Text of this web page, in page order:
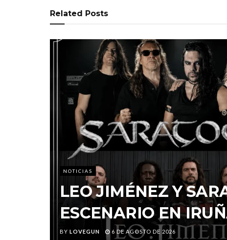
Related Posts
NOTICIAS
LEO JIMÉNEZ Y
ESCENARIO EN
BY LOVEGUN 6 DE AGOSTO DE 2026